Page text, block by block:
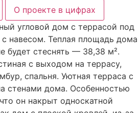
О проекте в цифрах
угловой дом с террасой под
навесом. Теплая площадь дома
будет стеснять — 38,38 м².
с выходом на террасу,
спальня. Уютная терраса с
стенами дома. Особенностью
он накрыт односкатной